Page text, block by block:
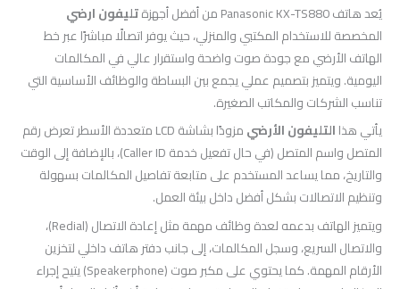
يُعد هاتف Panasonic KX-TS880 من أفضل أجهزة
تليفون ارضي
المخصصة للاستخدام المكتبي والمنزلي، حيث يوفر اتصالًا مباشرًا عبر خط
الهاتف الأرضي مع جودة صوت واضحة واستقرار عالي في المكالمات
اليومية. ويتميز بتصميم عملي يجمع بين البساطة والوظائف الأساسية التي
تناسب الشركات والمكاتب الصغيرة.
يأتي هذاالتليفون الأرضي
مزودًا بشاشة LCD متعددة الأسطر تعرض رقم
المتصل واسم المتصل (في حال تفعيل خدمة Caller ID)، بالإضافة إلى الوقت
والتاريخ، مما يساعد المستخدم على متابعة تفاصيل المكالمات بسهولة
وتنظيم الاتصالات بشكل أفضل داخل بيئة العمل.
ويتميز الهاتف بدعمه لعدة وظائف مهمة مثل إعادة الاتصال (Redial)،
والاتصال السريع، وسجل المكالمات، إلى جانب دفتر هاتف داخلي لتخزين
الأرقام المهمة. كما يحتوي على مكبر صوت (Speakerphone) يتيح إجراء